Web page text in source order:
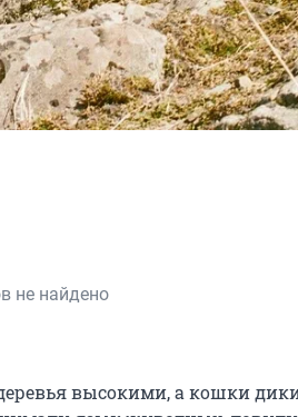
не найдено
высокими, а кошки